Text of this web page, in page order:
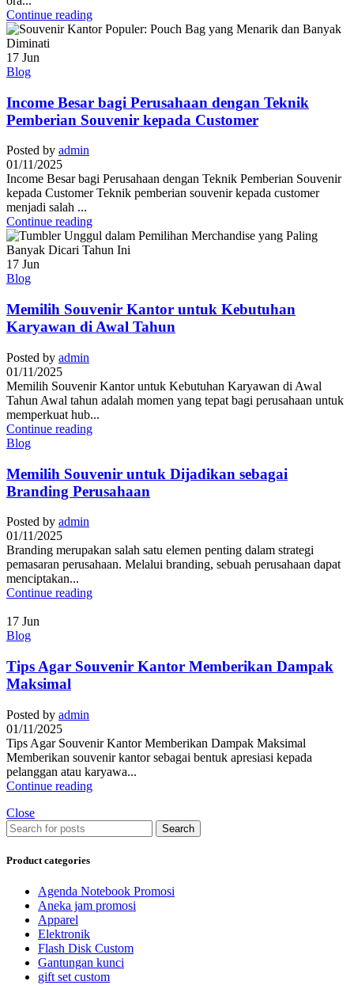
Continue reading
17 Jun
Blog
Income Besar bagi Perusahaan dengan Teknik
Pemberian Souvenir kepada Customer
Posted by admin
01/11/2025
Income Besar bagi Perusahaan dengan Teknik Pemberian Souvenir
kepada Customer Teknik pemberian souvenir kepada customer
menjadi salah ...
Continue reading
17 Jun
Blog
Memilih Souvenir Kantor untuk Kebutuhan
Karyawan di Awal Tahun
Posted by admin
01/11/2025
Memilih Souvenir Kantor untuk Kebutuhan Karyawan di Awal
Tahun Awal tahun adalah momen yang tepat bagi perusahaan untuk
memperkuat hub...
Continue reading
Blog
Memilih Souvenir untuk Dijadikan sebagai
Branding Perusahaan
Posted by admin
01/11/2025
Branding merupakan salah satu elemen penting dalam strategi
pemasaran perusahaan. Melalui branding, sebuah perusahaan dapat
menciptakan...
Continue reading
17 Jun
Blog
Tips Agar Souvenir Kantor Memberikan Dampak
Maksimal
Posted by admin
01/11/2025
Tips Agar Souvenir Kantor Memberikan Dampak Maksimal
Memberikan souvenir kantor sebagai bentuk apresiasi kepada
pelanggan atau karyawa...
Continue reading
Close
Search
Product categories
Agenda Notebook Promosi
Aneka jam promosi
Apparel
Elektronik
Flash Disk Custom
Gantungan kunci
gift set custom